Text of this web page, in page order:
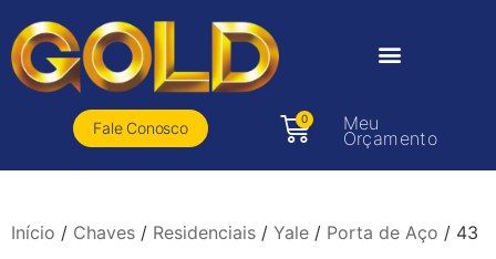
Fale Conosco
0 Meu
Orçamento
Início / Chaves / Residenciais / Yale / Porta de Aço / 43